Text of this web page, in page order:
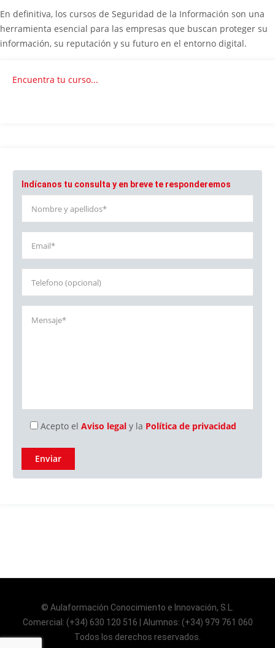
En definitiva, los cursos de Seguridad de la Información son una
herramienta esencial para las empresas que buscan proteger su
información, su reputación y su futuro en el entorno digital.
Encuentra tu curso...
Indícanos tu consulta y en breve te responderemos
Acepto el Aviso legal y la Política de privacidad
© Aulaformación Conocimiento e Innovación, S.L.
Comercial: (+34) 630 120 516 | Alumnos: (+34) 979 761 060
Todos los derechos reservados.